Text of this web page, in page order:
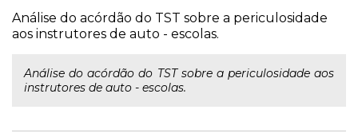
Análise do acórdão do TST sobre a periculosidade
aos instrutores de auto - escolas.
Análise do acórdão do TST sobre a periculosidade aos
instrutores de auto - escolas.